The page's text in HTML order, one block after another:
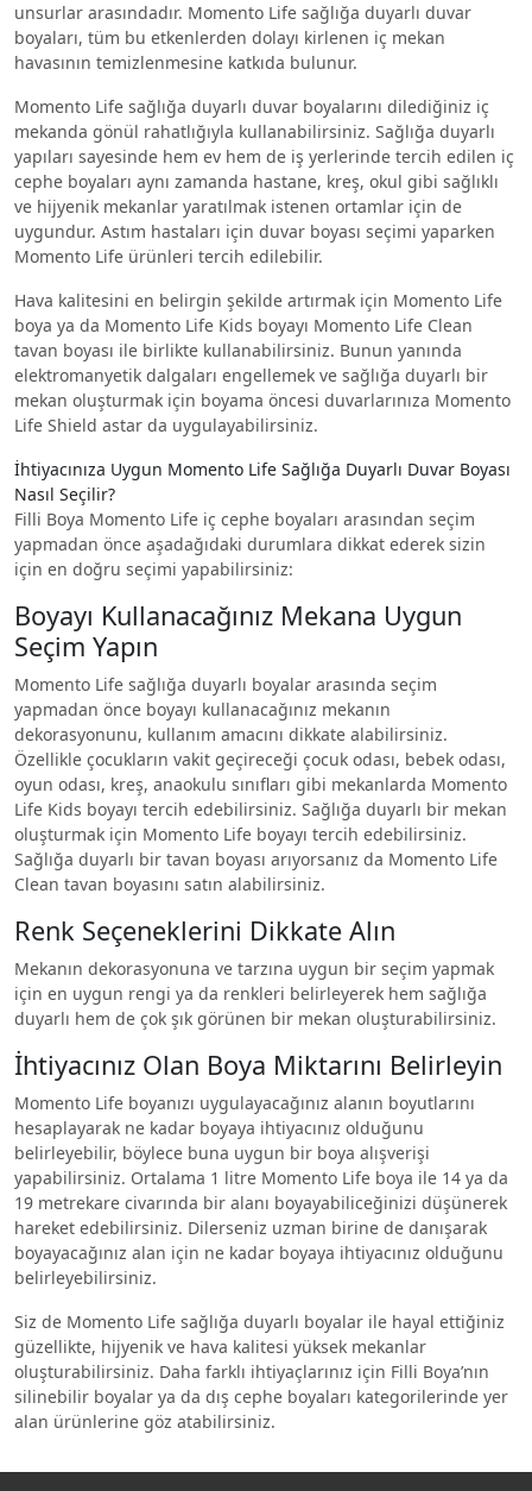
unsurlar arasındadır. Momento Life sağlığa duyarlı duvar
boyaları, tüm bu etkenlerden dolayı kirlenen iç mekan
havasının temizlenmesine katkıda bulunur.
Momento Life sağlığa duyarlı duvar boyalarını dilediğiniz iç
mekanda gönül rahatlığıyla kullanabilirsiniz. Sağlığa duyarlı
yapıları sayesinde hem ev hem de iş yerlerinde tercih edilen iç
cephe boyaları aynı zamanda hastane, kreş, okul gibi sağlıklı
ve hijyenik mekanlar yaratılmak istenen ortamlar için de
uygundur. Astım hastaları için duvar boyası seçimi yaparken
Momento Life ürünleri tercih edilebilir.
Hava kalitesini en belirgin şekilde artırmak için Momento Life
boya ya da Momento Life Kids boyayı Momento Life Clean
tavan boyası ile birlikte kullanabilirsiniz. Bunun yanında
elektromanyetik dalgaları engellemek ve sağlığa duyarlı bir
mekan oluşturmak için boyama öncesi duvarlarınıza Momento
Life Shield astar da uygulayabilirsiniz.
İhtiyacınıza Uygun Momento Life Sağlığa Duyarlı Duvar Boyası
Nasıl Seçilir?
Filli Boya Momento Life iç cephe boyaları arasından seçim
yapmadan önce aşadağıdaki durumlara dikkat ederek sizin
için en doğru seçimi yapabilirsiniz:
Boyayı Kullanacağınız Mekana Uygun
Seçim Yapın
Momento Life sağlığa duyarlı boyalar arasında seçim
yapmadan önce boyayı kullanacağınız mekanın
dekorasyonunu, kullanım amacını dikkate alabilirsiniz.
Özellikle çocukların vakit geçireceği çocuk odası, bebek odası,
oyun odası, kreş, anaokulu sınıfları gibi mekanlarda Momento
Life Kids boyayı tercih edebilirsiniz. Sağlığa duyarlı bir mekan
oluşturmak için Momento Life boyayı tercih edebilirsiniz.
Sağlığa duyarlı bir tavan boyası arıyorsanız da Momento Life
Clean tavan boyasını satın alabilirsiniz.
Renk Seçeneklerini Dikkate Alın
Mekanın dekorasyonuna ve tarzına uygun bir seçim yapmak
için en uygun rengi ya da renkleri belirleyerek hem sağlığa
duyarlı hem de çok şık görünen bir mekan oluşturabilirsiniz.
İhtiyacınız Olan Boya Miktarını Belirleyin
Momento Life boyanızı uygulayacağınız alanın boyutlarını
hesaplayarak ne kadar boyaya ihtiyacınız olduğunu
belirleyebilir, böylece buna uygun bir boya alışverişi
yapabilirsiniz. Ortalama 1 litre Momento Life boya ile 14 ya da
19 metrekare civarında bir alanı boyayabiliceğinizi düşünerek
hareket edebilirsiniz. Dilerseniz uzman birine de danışarak
boyayacağınız alan için ne kadar boyaya ihtiyacınız olduğunu
belirleyebilirsiniz.
Siz de Momento Life sağlığa duyarlı boyalar ile hayal ettiğiniz
güzellikte, hijyenik ve hava kalitesi yüksek mekanlar
oluşturabilirsiniz. Daha farklı ihtiyaçlarınız için Filli Boya’nın
silinebilir boyalar ya da dış cephe boyaları kategorilerinde yer
alan ürünlerine göz atabilirsiniz.